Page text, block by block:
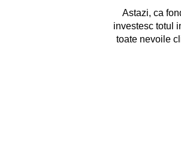
Astazi, ca
investesc totul
toate nevoile